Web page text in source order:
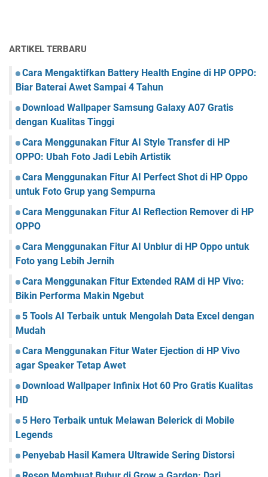
ARTIKEL TERBARU
Cara Mengaktifkan Battery Health Engine di HP OPPO:
Biar Baterai Awet Sampai 4 Tahun
Download Wallpaper Samsung Galaxy A07 Gratis
dengan Kualitas Tinggi
Cara Menggunakan Fitur AI Style Transfer di HP
OPPO: Ubah Foto Jadi Lebih Artistik
Cara Menggunakan Fitur AI Perfect Shot di HP Oppo
untuk Foto Grup yang Sempurna
Cara Menggunakan Fitur AI Reflection Remover di HP
OPPO
Cara Menggunakan Fitur AI Unblur di HP Oppo untuk
Foto yang Lebih Jernih
Cara Menggunakan Fitur Extended RAM di HP Vivo:
Bikin Performa Makin Ngebut
5 Tools AI Terbaik untuk Mengolah Data Excel dengan
Mudah
Cara Menggunakan Fitur Water Ejection di HP Vivo
agar Speaker Tetap Awet
Download Wallpaper Infinix Hot 60 Pro Gratis Kualitas
HD
5 Hero Terbaik untuk Melawan Belerick di Mobile
Legends
Penyebab Hasil Kamera Ultrawide Sering Distorsi